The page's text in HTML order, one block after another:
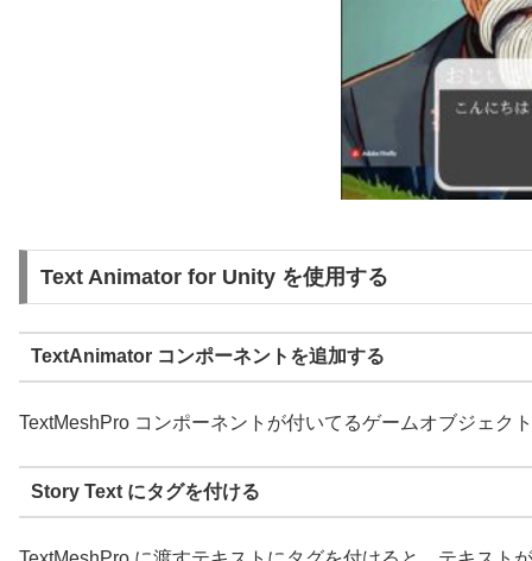
Text Animator for Unity を使用する
TextAnimator コンポーネントを追加する
TextMeshPro コンポーネントが付いてるゲームオブジェク
Story Text にタグを付ける